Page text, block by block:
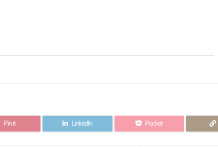
Pin it LinkedIn Pocket